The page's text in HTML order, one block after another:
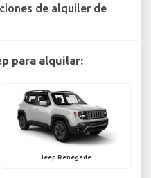
de alquiler de
para alquilar:
Jeep Renegade